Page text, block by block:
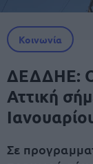
Κοινωνία
ΔΕΔΔΗΕ:
Αττική
Σε